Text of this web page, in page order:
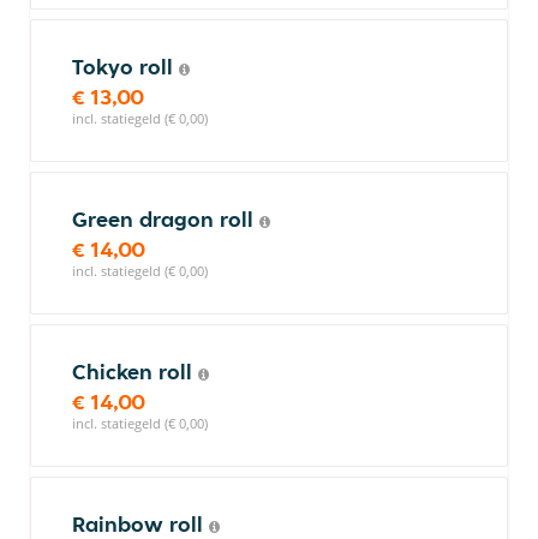
Tokyo roll
€ 13,00
incl. statiegeld (€ 0,00)
Green dragon roll
€ 14,00
incl. statiegeld (€ 0,00)
Chicken roll
€ 14,00
incl. statiegeld (€ 0,00)
Rainbow roll